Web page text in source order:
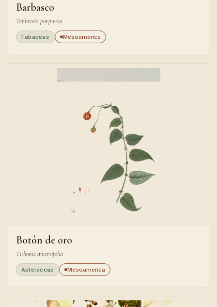
Barbasco
Tephrosia purpurea
Fabaceae Mesoamérica
Botón de oro
Tithonia diversifolia
Asteraceae Mesoamérica